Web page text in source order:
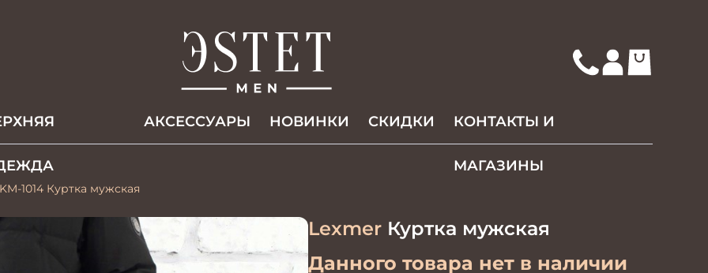
АКCЕССУАРЫ НОВИНКИ СКИДКИ КОНТАКТЫ И
МАГАЗИНЫ
1014 Куртка мужская
LexmerКуртка мужская
Данного товара нет в наличии